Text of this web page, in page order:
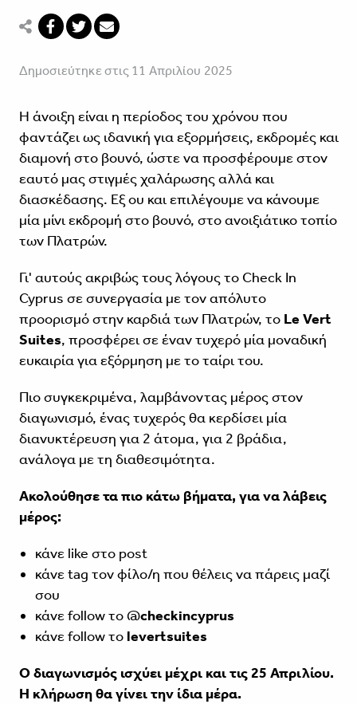
Δημοσιεύτηκε στις 11 Απριλίου 2025
Η άνοιξη είναι η περίοδος του χρόνου που
φαντάζει ως ιδανική για εξορμήσεις, εκδρομές και
διαμονή στο βουνό, ώστε να προσφέρουμε στον
εαυτό μας στιγμές χαλάρωσης αλλά και
διασκέδασης. Εξ ου και επιλέγουμε να κάνουμε
μία μίνι εκδρομή στο βουνό, στο ανοιξιάτικο τοπίο
των Πλατρών.
Γι' αυτούς ακριβώς τους λόγους το Check In
Cyprus σε συνεργασία με τον απόλυτο
προορισμό στην καρδιά των Πλατρών, το Le Vert
Suites, προσφέρει σε έναν τυχερό μία μοναδική
ευκαιρία για εξόρμηση με το ταίρι του.
Πιο συγκεκριμένα, λαμβάνοντας μέρος στον
διαγωνισμό, ένας τυχερός θα κερδίσει μία
διανυκτέρευση για 2 άτομα, για 2 βράδια,
ανάλογα με τη διαθεσιμότητα.
Ακολούθησε τα πιο κάτω βήματα, για να λάβεις
μέρος:
κάνε like στο post
κάνε tag τον φίλο/η που θέλεις να πάρεις μαζί
σου
κάνε follow το @checkincyprus
κάνε follow το levertsuites
Ο διαγωνισμός ισχύει μέχρι και τις 25 Απριλίου.
Η κλήρωση θα γίνει την ίδια μέρα.